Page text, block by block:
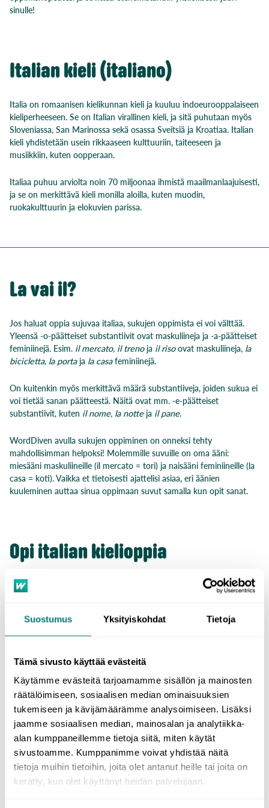
Suostumus Yksityiskohdat Tietoja
Tämä sivusto käyttää evästeitä
Käytämme evästeitä tarjoamamme sisällön ja mainosten
räätälöimiseen, sosiaalisen median ominaisuuksien
tukemiseen ja kävijämäärämme analysoimiseen. Lisäksi
jaamme sosiaalisen median, mainosalan ja analytiikka-
alan kumppaneillemme tietoja siitä, miten käytät
sivustoamme. Kumppanimme voivat yhdistää näitä
tietoja muihin tietoihin, joita olet antanut heille tai joita on
kerätty, kun olet käyttänyt heidän palvelujaan.
sinulle!
Italian kieli (italiano)
Italia on romaanisen kielikunnan kieli ja kuuluu indoeurooppalaiseen
kieliperheeseen. Se on Italian virallinen kieli, ja sitä puhutaan myös
Sloveniassa, San Marinossa sekä osassa Sveitsiä ja Kroatiaa. Italian
kieli yhdistetään usein rikkaaseen kulttuuriin, taiteeseen ja
musiikkiin, kuten oopperaan.
Italiaa puhuu arviolta noin 70 miljoonaa ihmistä maailmanlaajuisesti,
ja se on merkittävä kieli monilla aloilla, kuten muodin,
ruokakulttuurin ja elokuvien parissa.
La vai il?
Jos haluat oppia sujuvaa italiaa, sukujen oppimista ei voi välttää.
Yleensä -o-päätteiset substantiivit ovat maskuliineja ja -a-päätteiset
feminiinejä. Esim. il mercato, il trenoja il risoovat maskuliineja, la
bicicletta, la portaja la casafeminiinejä.
On kuitenkin myös merkittävä määrä substantiiveja, joiden sukua ei
voi tietää sanan päätteestä. Näitä ovat mm. -e-päätteiset
substantiivit, kuten il nome, la notteja il pane.
WordDiven avulla sukujen oppiminen on onneksi tehty
mahdollisimman helpoksi! Molemmille suvuille on oma ääni:
miesääni maskuliineille (il mercato = tori) ja naisääni feminiineille (la
casa = koti). Vaikka et tietoisesti ajattelisi asiaa, eri äänien
kuuleminen auttaa sinua oppimaan suvut samalla kun opit sanat.
Opi italian kielioppia
Italian kieliopin opiskelu on olennainen osa kielenoppimista.
Kieliopin osaaminen auttaa sinua matkallasi taitavammaksi italian
Kun ymmärrät kieliopin perusteet, opit muodostamaan selkeitä,
sujuu helposti ja tehokkaasti. WordDivella opit kielioppia kätevästi
muiden harjoitusten ohessa, mutta voit tarvittaessa katsoa
tärkeimmät italian kieliopin osa-alueet avoimilta ja maksuttomilta
kielioppisivuiltamme!
Osta nyt